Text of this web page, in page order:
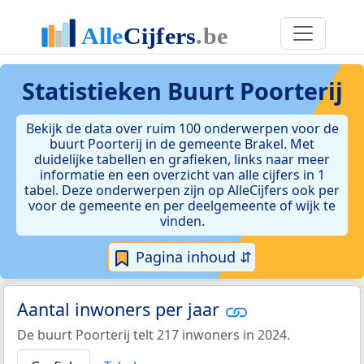
Statistieken Buurt Poorterij
Bekijk de data over ruim 100 onderwerpen voor de
buurt Poorterij in de gemeente Brakel. Met
duidelijke tabellen en grafieken, links naar meer
informatie en een overzicht van alle cijfers in 1
tabel. Deze onderwerpen zijn op AlleCijfers ook per
voor de gemeente en per deelgemeente of wijk te
vinden.
Pagina inhoud ⇵
Aantal inwoners per jaar
De buurt Poorterij telt 217 inwoners in 2024.